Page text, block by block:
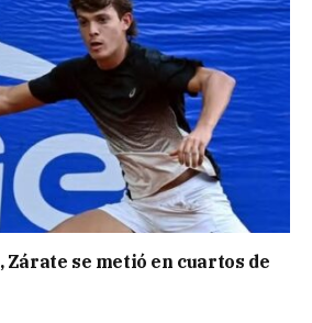
Zárate se metió en cuartos de